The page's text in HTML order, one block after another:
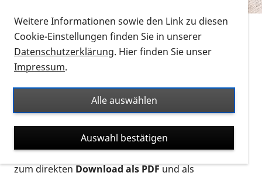
Thema Infomaterial auf der PRO RETINA-Website
für blinde und sehbehinderte Menschen an.
Auf dieser Seite finden Sie sämtliches Infomaterial
Ort. Nutzen Sie den Formatfilter, um ausschließlich
nach Flyern und Broschüren, Audios oder Videos zu
suchen. Die meisten Flyer und Broschüren werden in
verschiedenen Formaten angeboten: zur
postalischen Bestellung als gedruckte Variante
zum direktenDownload als PDFund als
Weitere Informationen sowie den Link zu diesen
Cookie-Einstellungen finden Sie in unserer
Datenschutzerklärung. Hier finden Sie unser
Impressum.
Alle auswählen
Auswahl bestätigen